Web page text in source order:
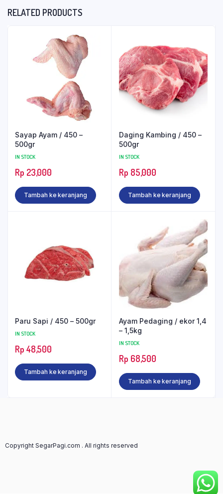
RELATED PRODUCTS
Sayap Ayam / 450 –
500gr
IN STOCK
Rp 23,000
Tambah ke keranjang
Daging Kambing / 450 –
500gr
IN STOCK
Rp 85,000
Tambah ke keranjang
Paru Sapi / 450 – 500gr
IN STOCK
Rp 48,500
Tambah ke keranjang
Ayam Pedaging / ekor 1,4
– 1,5kg
IN STOCK
Rp 68,500
Tambah ke keranjang
Copyright SegarPagi.com . All rights reserved